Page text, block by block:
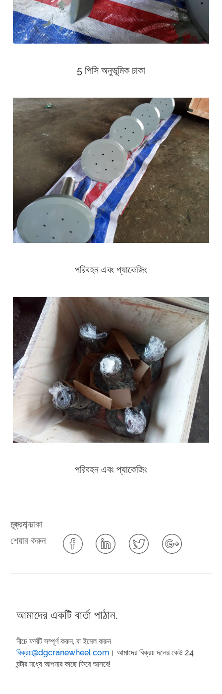
5 পিসি অনুভূমিক চাকা
পরিবহন এবং প্যাকেজিং
পরিবহন এবং প্যাকেজিং
মূল শব্দ:
ক্রেন চাকা
শেয়ার করুন
আমাদের একটি বার্তা পাঠান.
নীচে ফর্মটি সম্পূর্ণ করুন, বা ইমেল করুন
বিক্রয়@dgcranewheel.com । আমাদের বিক্রয় দলের কেউ 24
ঘন্টার মধ্যে আপনার কাছে ফিরে আসবে!